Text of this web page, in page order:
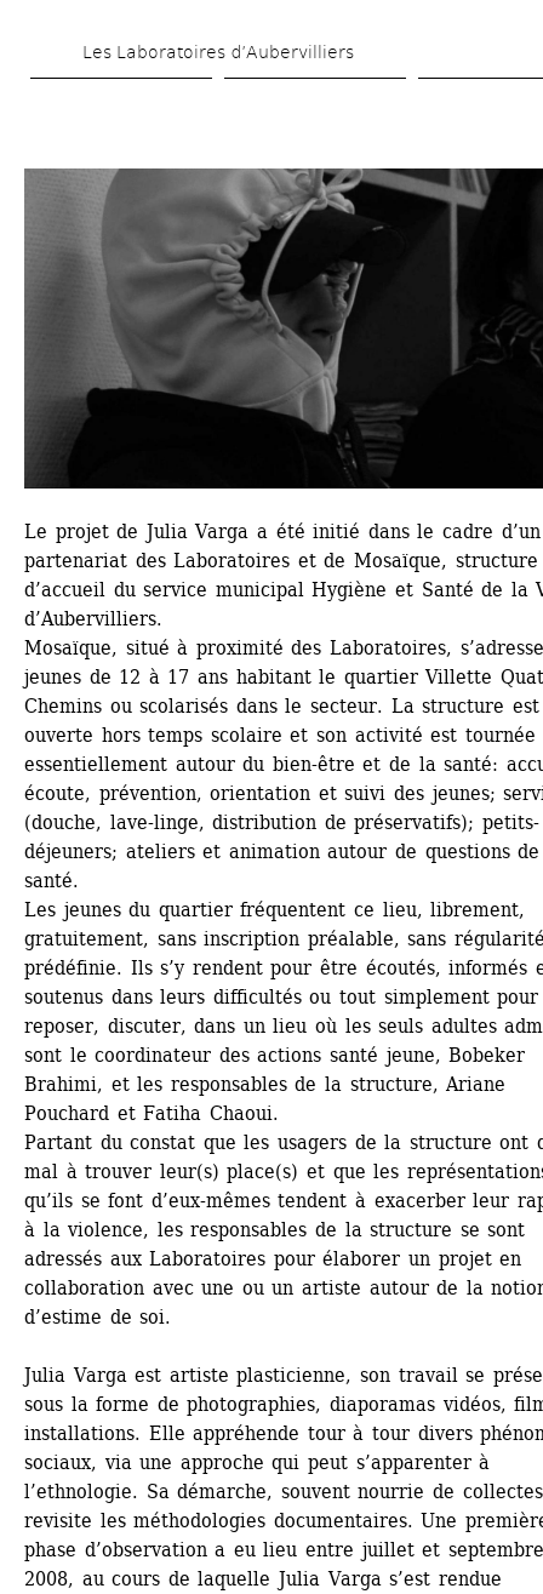
au
Les Laboratoires d’Aubervilliers
Le projet de Julia Varga a été initié dans le cadre d’un
partenariat des Laboratoires et de Mosaïque, structure
d’accueil du service municipal Hygiène et Santé de la
d’Aubervilliers.
Mosaïque, situé à proximité des Laboratoires,
jeunes de 12 à 17 ans habitant le quartier Villette
Chemins ou scolarisés dans le secteur. La structure est
ouverte hors temps scolaire et son activité est tournée
essentiellement autour du bien-être et de la santé:
écoute, prévention, orientation et suivi des jeunes;
(douche, lave-linge, distribution de préservatifs); petits-
déjeuners; ateliers et animation autour de questions de
santé.
Les jeunes du quartier fréquentent ce lieu, librement,
gratuitement, sans inscription préalable, sans
prédéfinie. Ils s’y rendent pour être écoutés, informés
soutenus dans leurs difficultés ou tout simplement pour
reposer, discuter, dans un lieu où les seuls adultes
sont le coordinateur des actions santé jeune, Bobeker
Brahimi, et les responsables de la structure, Ariane
Pouchard et Fatiha Chaoui.
Partant du constat que les usagers de la structure ont
mal à trouver leur(s) place(s) et que les
qu’ils se font d’eux-mêmes tendent à exacerber leur
à la violence, les responsables de la structure se sont
adressés aux Laboratoires pour élaborer un projet en
collaboration avec une ou un artiste autour de la
d’estime de soi.
Julia Varga est artiste plasticienne, son travail se
sous la forme de photographies, diaporamas vidéos,
installations. Elle appréhende tour à tour divers
sociaux, via une approche qui peut s’apparenter à
l’ethnologie. Sa démarche, souvent nourrie de
revisite les méthodologies documentaires. Une
phase d’observation a eu lieu entre juillet et septembre
2008, au cours de laquelle Julia Varga s’est rendue